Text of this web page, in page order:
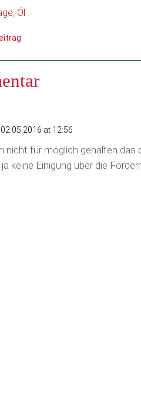
Öl
at 12:56
nicht für möglich gehalten das
keine Einigung über die